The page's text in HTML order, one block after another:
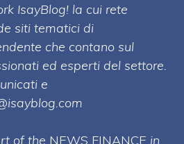
IsayBlog! la cui rete
siti tematici di
che contano sul
ed esperti del settore.
e
of the NEWS FINANCE in